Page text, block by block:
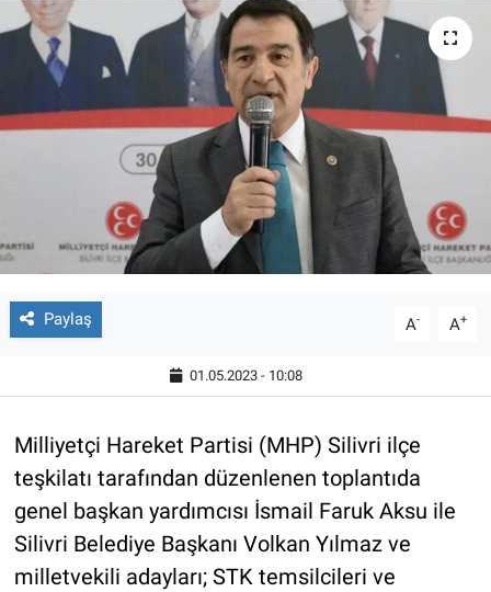
Paylaş A- A+
01.05.2023 - 10:08
Milliyetçi Hareket Partisi (MHP) Silivri ilçe
teşkilatı tarafından düzenlenen toplantıda
genel başkan yardımcısı İsmail Faruk Aksu ile
Silivri Belediye Başkanı Volkan Yılmaz ve
milletvekili adayları; STK temsilcileri ve